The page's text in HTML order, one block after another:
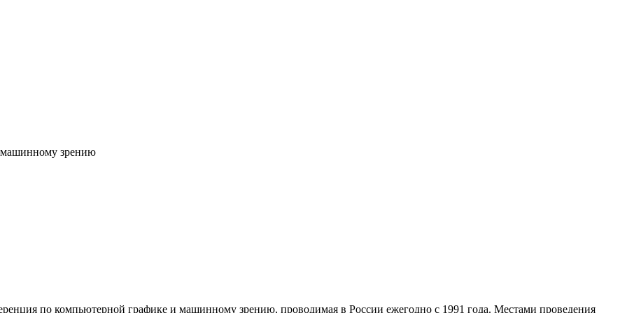
машинному зрению
по компьютерной графике и машинному зрению, проводимая в России ежегодно с 1991 года. Местами проведения